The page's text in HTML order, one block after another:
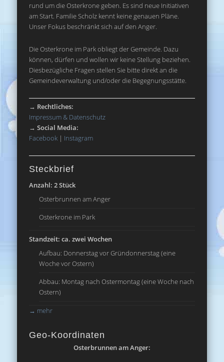
rund um die Osterkrone geben. Es sind neue Initiativen
am Start. Familie Scholz kennt keine genauen Pläne.
Unser Fokus beschränkt sich auf den Anger.
Die Osterkrone im Park obliegt der Gemeinde. Dazu
können, dürfen und wollen wir keine Stellung beziehen.
Diesbezügliche Fragen stellen Sie bitte direkt an die
Gemeindeverwaltung und/oder die Begegnungsstätte.
→ Rechtliches:
Impressum & Datenschutz
→Social Media:
Facebook | Instagram
Steckbrief
Anzahl: 2 Stück
Osterbrunnen am Anger
Osterkrone im Park
Standzeit: ca. zwei Wochen
Aufbau: Donnerstag vor Gründonnerstag (eine
Woche vor Ostern)
Abbau: Montag nach Ostermontag (eine Woche nach
Ostern)
→ mehr
Geo-Koordinaten
Osterbrunnen am Anger: